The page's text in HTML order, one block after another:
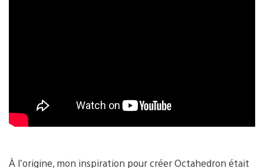
À l’origine, mon inspiration pour créer Octahedron était